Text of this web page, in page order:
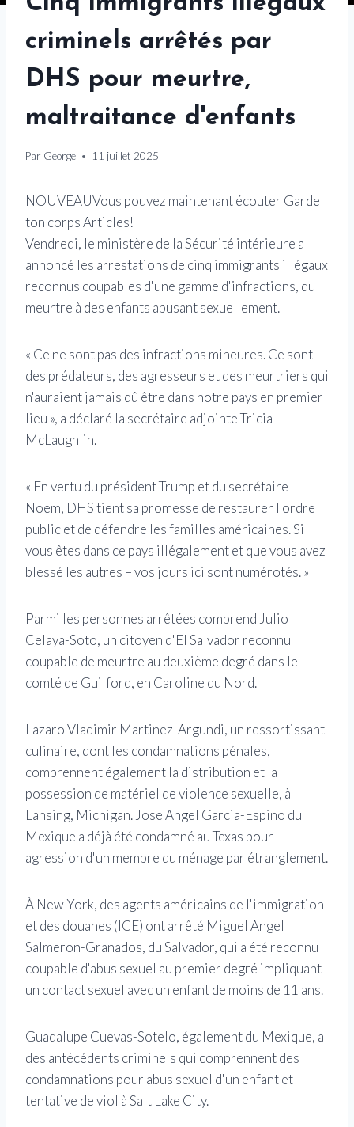
criminels arrêtés par
DHS pour meurtre,
maltraitance d'enfants
Par George 11 juillet 2025
NOUVEAUVous pouvez maintenant écouter Garde
ton corps Articles!
Vendredi, le ministère de la Sécurité intérieure a
annoncé les arrestations de cinq immigrants illégaux
reconnus coupables d'une gamme d'infractions, du
meurtre à des enfants abusant sexuellement.
« Ce ne sont pas des infractions mineures. Ce sont
des prédateurs, des agresseurs et des meurtriers qui
n'auraient jamais dû être dans notre pays en premier
lieu », a déclaré la secrétaire adjointe Tricia
McLaughlin.
« En vertu du président Trump et du secrétaire
Noem, DHS tient sa promesse de restaurer l'ordre
public et de défendre les familles américaines. Si
vous êtes dans ce pays illégalement et que vous avez
blessé les autres – vos jours ici sont numérotés. »
Parmi les personnes arrêtées comprend Julio
Celaya-Soto, un citoyen d'El Salvador reconnu
coupable de meurtre au deuxième degré dans le
comté de Guilford, en Caroline du Nord.
Lazaro Vladimir Martinez-Argundi, un ressortissant
culinaire, dont les condamnations pénales,
comprennent également la distribution et la
possession de matériel de violence sexuelle, à
Lansing, Michigan. Jose Angel Garcia-Espino du
Mexique a déjà été condamné au Texas pour
agression d'un membre du ménage par étranglement.
À New York, des agents américains de l'immigration
et des douanes (ICE) ont arrêté Miguel Angel
Salmeron-Granados, du Salvador, qui a été reconnu
coupable d'abus sexuel au premier degré impliquant
un contact sexuel avec un enfant de moins de 11 ans.
Guadalupe Cuevas-Sotelo, également du Mexique, a
des antécédents criminels qui comprennent des
condamnations pour abus sexuel d'un enfant et
tentative de viol à Salt Lake City.